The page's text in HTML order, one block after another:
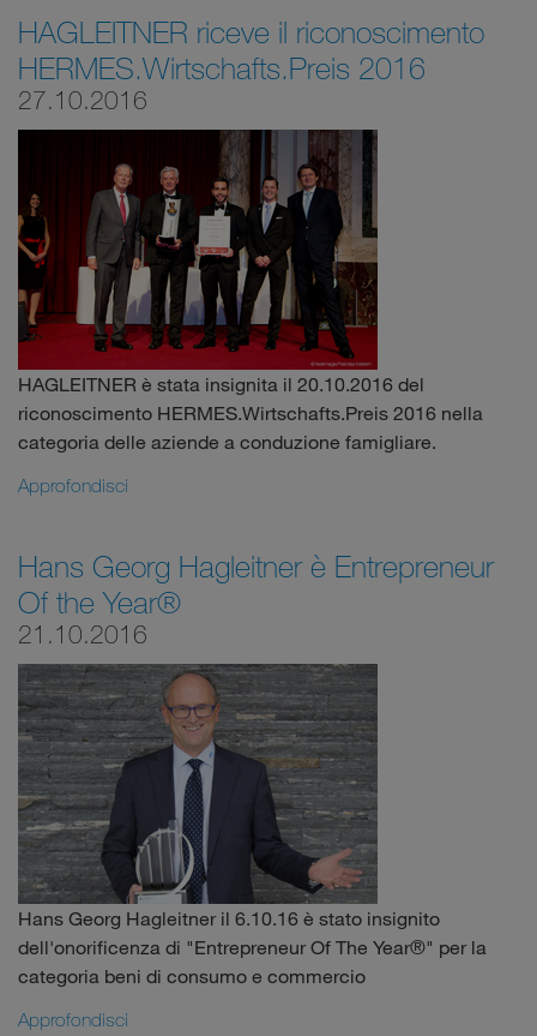
HAGLEITNER riceve il riconoscimento
HERMES.Wirtschafts.Preis 2016
27.10.2016
HAGLEITNER è stata insignita il 20.10.2016 del
riconoscimento HERMES.Wirtschafts.Preis 2016 nella
categoria delle aziende a conduzione famigliare.
Approfondisci
Hans Georg Hagleitner è Entrepreneur
Of the Year®
21.10.2016
Hans Georg Hagleitner il 6.10.16 è stato insignito
dell'onorificenza di "Entrepreneur Of The Year®" per la
categoria beni di consumo e commercio
Approfondisci